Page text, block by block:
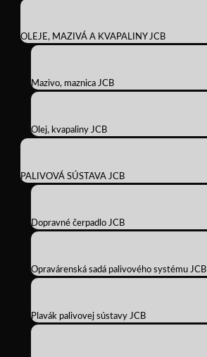
OLEJE, MAZIVÁ A KVAPALINY JCB
Mazivo, maznica JCB
Olej, kvapaliny JCB
PALIVOVÁ SÚSTAVA JCB
Dopravné čerpadlo JCB
Opravárenská sadá palivového systému JCB
Plavák palivovej sústavy JCB